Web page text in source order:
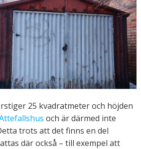
25 kvadratmeter och höjden
och är därmed inte
trots att det finns en del
där också – till exempel att